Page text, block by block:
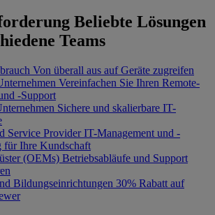
Beliebte Lösungen
Teams
Von überall aus auf Geräte zugreifen
Vereinfachen Sie Ihren Remote-
-Support
Sichere und skalierbare IT-
Service Provider IT-Management und -
für Ihre Kundschaft
(OEMs) Betriebsabläufe und Support
Bildungseinrichtungen 30% Rabatt auf